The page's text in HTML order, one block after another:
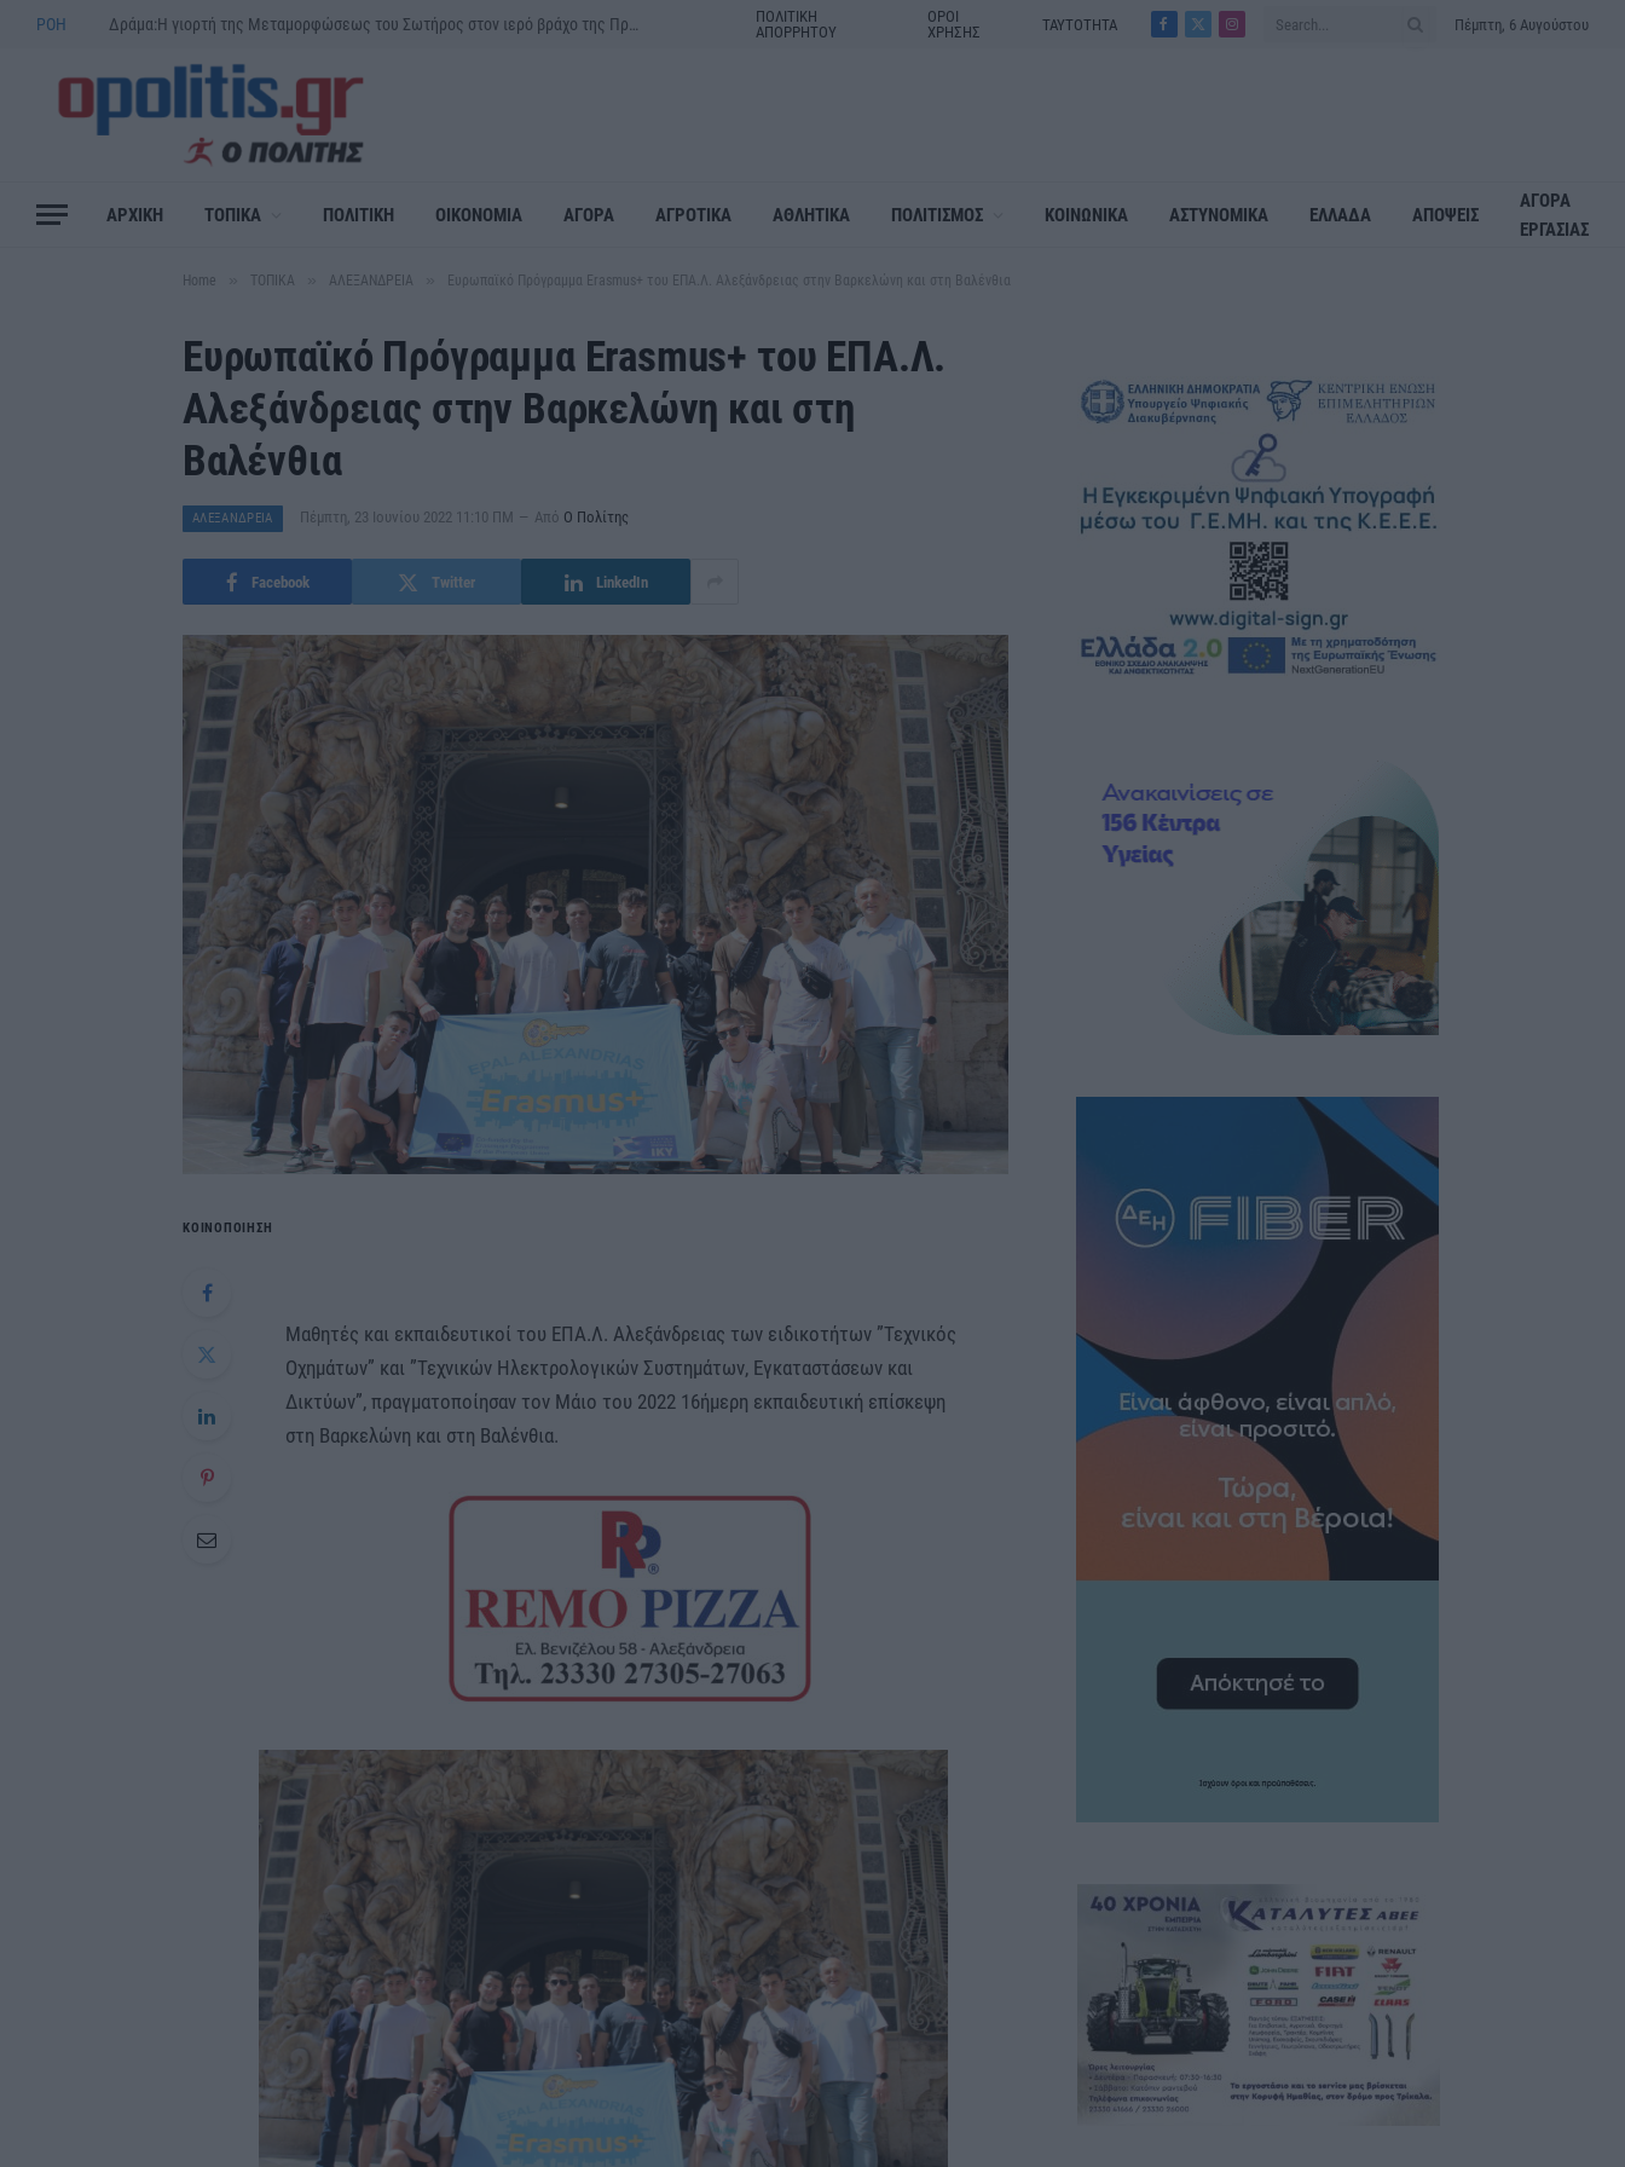
ΡΟΗ
ΠΟΛΙΤΙΚΗ
ΑΠΟΡΡΗΤΟΥ
ΟΡΟΙ
ΧΡΗΣΗΣ
ΤΑΥΤΟΤΗΤΑ
Facebook
X
Instagram
Πέμπτη, 6 Αυγούστου
ΑΡΧΙΚΗ ΤΟΠΙΚΑ ΠΟΛΙΤΙΚΗ ΟΙΚΟΝΟΜΙΑ ΑΓΟΡΑ ΑΓΡΟΤΙΚΑ ΑΘΛΗΤΙΚΑ ΠΟΛΙΤΙΣΜΟΣ ΚΟΙΝΩΝΙΚΑ ΑΣΤΥΝΟΜΙΚΑ ΕΛΛΑΔΑ ΑΠΟΨΕΙΣ
ΑΓΟΡΑ
ΕΡΓΑΣΙΑΣ
Home ΤΟΠΙΚΑ ΑΛΕΞΑΝΔΡΕΙΑ Ευρωπαϊκό Πρόγραμμα Erasmus+ του ΕΠΑ.Λ. Αλεξάνδρειας στην Βαρκελώνη και στη Βαλένθια
Ευρωπαϊκό Πρόγραμμα Erasmus+ του ΕΠΑ.Λ.
Αλεξάνδρειας στην Βαρκελώνη και στη
Βαλένθια
ΑΛΕΞΑΝΔΡΕΙΑ Πέμπτη, 23 Ιουνίου 2022 11:10 ΠΜ Από Ο Πολίτης
Facebook Twitter LinkedIn
ΚΟΙΝΟΠΟΙΗΣΗ
Μαθητές και εκπαιδευτικοί του ΕΠΑ.Λ. Αλεξάνδρειας των ειδικοτήτων ”Τεχνικός
Οχημάτων” και ”Τεχνικών Ηλεκτρολογικών Συστημάτων, Εγκαταστάσεων και
Δικτύων”, πραγματοποίησαν τον Μάιο του 2022 16ήμερη εκπαιδευτική επίσκεψη
στη Βαρκελώνη και στη Βαλένθια.